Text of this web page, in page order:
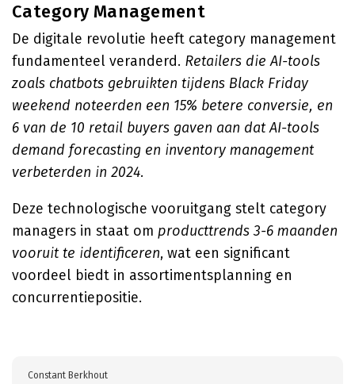
Category Management
De digitale revolutie heeft category management
fundamenteel veranderd. Retailers die AI-tools
zoals chatbots gebruikten tijdens Black Friday
weekend noteerden een 15% betere conversie, en
6 van de 10 retail buyers gaven aan dat AI-tools
demand forecasting en inventory management
verbeterden in 2024.
Deze technologische vooruitgang stelt category
managers in staat om producttrends 3-6 maanden
vooruit te identificeren, wat een significant
voordeel biedt in assortimentsplanning en
concurrentiepositie.
Constant Berkhout